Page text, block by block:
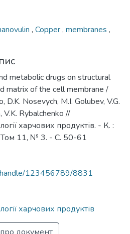
, Copper, membranes ,
metabolic drugs on structural
matrix of the cell membrane /
D.K. Nosevych, M.I. Golubev, V.G.
V.K. Rybalchenko //
харчових продуктів. - К. :
11, № 3. - С. 50-61
handle/123456789/8831
харчових продуктів